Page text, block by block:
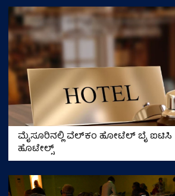
ಮೈಸೂರಿನಲ್ಲಿ ವೆಲ್‌ಕಂ ಹೋಟೆಲ್ ಬೈ ಐಟಿಸಿ
ಹೊಟೇಲ್ಸ್